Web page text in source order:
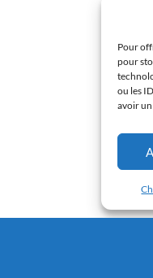
Pour
pour
ou les
avoir